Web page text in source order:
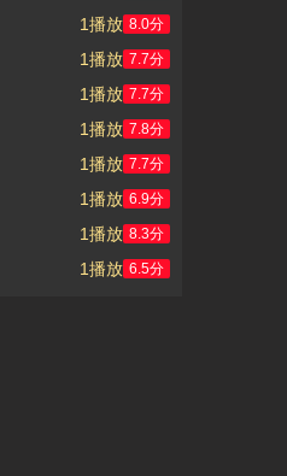
1播放 8.0分
1播放 7.7分
1播放 7.7分
1播放 7.8分
1播放 7.7分
1播放 6.9分
1播放 8.3分
1播放 6.5分